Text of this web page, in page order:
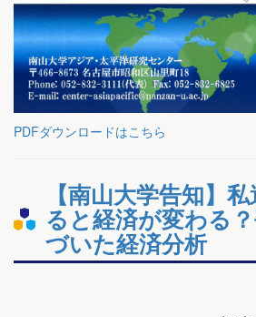
PDFダウンロードはこちら
【南山大学告知】
ると経済が変わる
づいた経済分析